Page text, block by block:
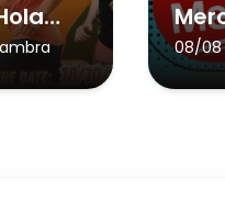
Corrida das flores de Holambra 2026
08/08